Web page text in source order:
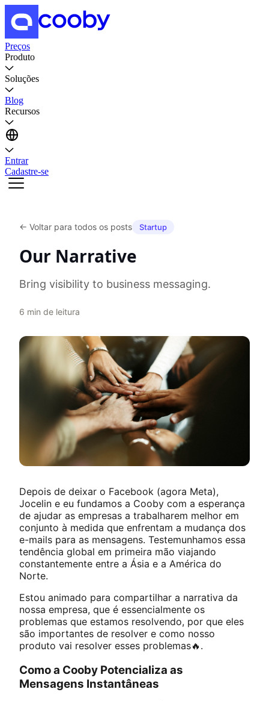
Preços
Produto
Soluções
Blog
Recursos
Entrar
Cadastre-se
← Voltar para todos os posts Startup
Our Narrative
Bring visibility to business messaging.
6 min de leitura
Depois de deixar o Facebook (agora Meta),
Jocelin e eu fundamos a Cooby com a esperança
de ajudar as empresas a trabalharem melhor em
conjunto à medida que enfrentam a mudança dos
e-mails para as mensagens. Testemunhamos essa
tendência global em primeira mão viajando
constantemente entre a Ásia e a América do
Norte.
Estou animado para compartilhar a narrativa da
nossa empresa, que é essencialmente os
problemas que estamos resolvendo, por que eles
são importantes de resolver e como nosso
produto vai resolver esses problemas🔥.
Como a Cooby Potencializa as
Mensagens Instantâneas